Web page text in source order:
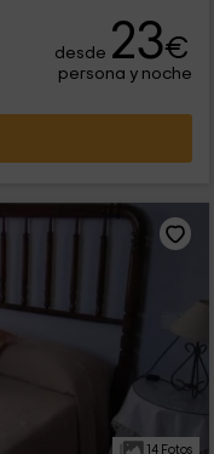
desde 23€
persona y noche
14 Fotos